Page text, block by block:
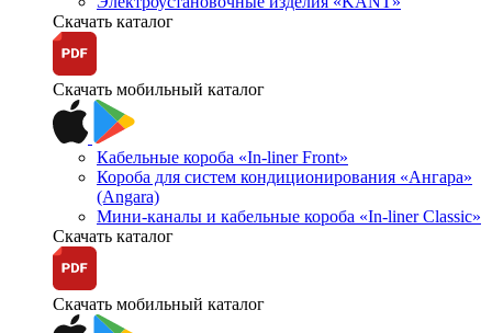
Скачать каталог
Скачать мобильный каталог
Кабельные короба «In-liner Front»
Короба для систем кондиционирования «Ангара»
(Angara)
Мини-каналы и кабельные короба «In-liner Classic»
Скачать каталог
Скачать мобильный каталог